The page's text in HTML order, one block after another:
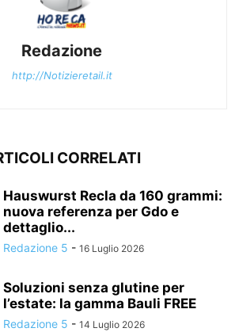
Redazione
http://Notizieretail.it
CORRELATI
Hauswurst Recla da 160 grammi:
nuova referenza per Gdo e
dettaglio...
Redazione 5 - 16 Luglio 2026
Soluzioni senza glutine per
l’estate: la gamma Bauli FREE
Redazione 5 - 14 Luglio 2026